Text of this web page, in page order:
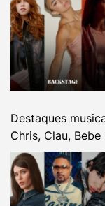
Destaques
Chris, Clau, Bebe